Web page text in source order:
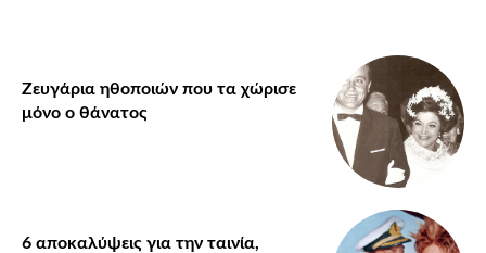
Ζευγάρια ηθοποιών που τα χώρισε
μόνο ο θάνατος
6 αποκαλύψεις για την ταινία,